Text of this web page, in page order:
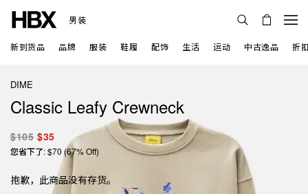
男装
新到货品 品牌 服装 鞋履 配饰 生活 运动 中古逸品 折
DIME
Classic Leafy Crewneck
$105 $35
您省下了: $70 (67% Off)
抱歉，此商品没有存货。